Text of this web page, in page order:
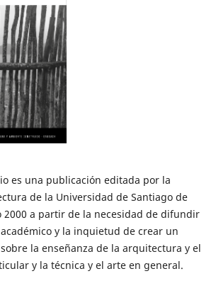
es una publicación editada por la
de la Universidad de Santiago de
2000 a partir de la necesidad de difundir
y la inquietud de crear un
la enseñanza de la arquitectura y el
y la técnica y el arte en general.